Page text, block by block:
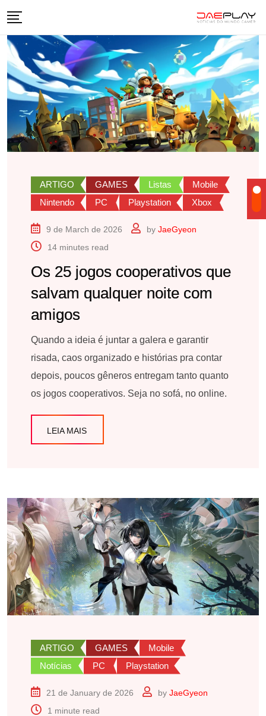
content
ARTIGO GAMES Listas
Mobile
Nintendo
PC Playstation Xbox
9 de March de 2026 by JaeGyeon
14 minutes read
Os 25 jogos cooperativos que
salvam qualquer noite com
amigos
Quando a ideia é juntar a galera e garantir
risada, caos organizado e histórias pra contar
depois, poucos gêneros entregam tanto quanto
os jogos cooperativos. Seja no sofá, no online.
LEIA MAIS
ARTIGO GAMES
Mobile
Notícias
PC Playstation
21 de January de 2026 by JaeGyeon
1 minute read